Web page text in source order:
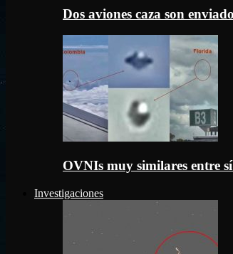
Dos aviones caza son
OVNIs muy similares entre
Investigaciones